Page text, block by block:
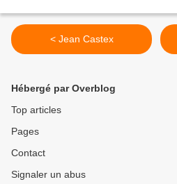
< Jean Castex
Hébergé par Overblog
Top articles
Pages
Contact
Signaler un abus